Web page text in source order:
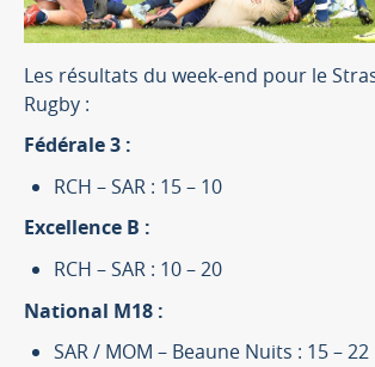
Les résultats du week-end pour le
Rugby :
Fédérale 3 :
RCH – SAR : 15 – 10
Excellence B :
RCH – SAR : 10 – 20
National M18 :
SAR / MOM – Beaune Nuits : 15 – 22